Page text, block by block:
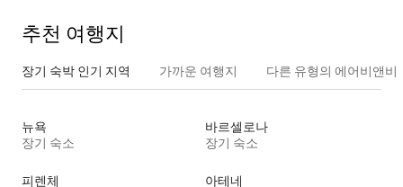
추천 여행지
장기 숙박 인기 지역 가까운 여행지 다른 유형의 에어비앤비
뉴욕
장기 숙소
바르셀로나
장기 숙소
피렌체 아테네